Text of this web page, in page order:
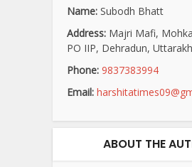
Name: Subodh Bhatt
Address: Majri Mafi,
PO IIP, Dehradun,
Phone: 9837383994
Email:
ABOUT THE